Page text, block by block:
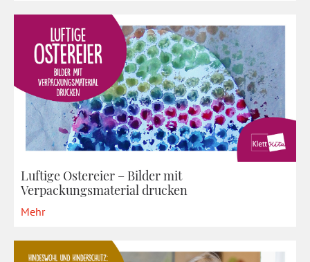
Luftige Ostereier – Bilder mit
Verpackungsmaterial drucken
Mehr